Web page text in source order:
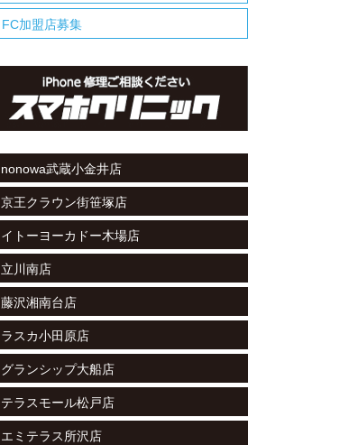
FC加盟店募集
nonowa武蔵小金井店
京王クラウン街笹塚店
イトーヨーカドー木場店
立川南店
藤沢湘南台店
ラスカ小田原店
グランシップ大船店
テラスモール松戸店
エミテラス所沢店